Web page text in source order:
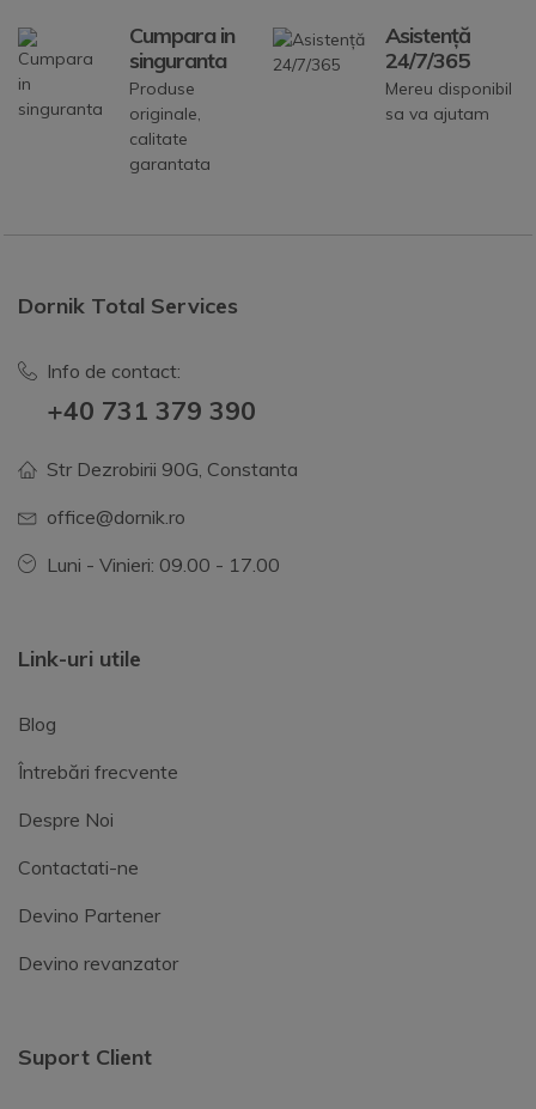
Cumpara in
singuranta
Produse
originale,
calitate
garantata
Asistență
24/7/365
Mereu disponibil
sa va ajutam
Dornik Total Services
Info de contact:
+40 731 379 390
Str Dezrobirii 90G, Constanta
office@dornik.ro
Luni - Vinieri: 09.00 - 17.00
Link-uri utile
Blog
Întrebări frecvente
Despre Noi
Contactati-ne
Devino Partener
Devino revanzator
Suport Client